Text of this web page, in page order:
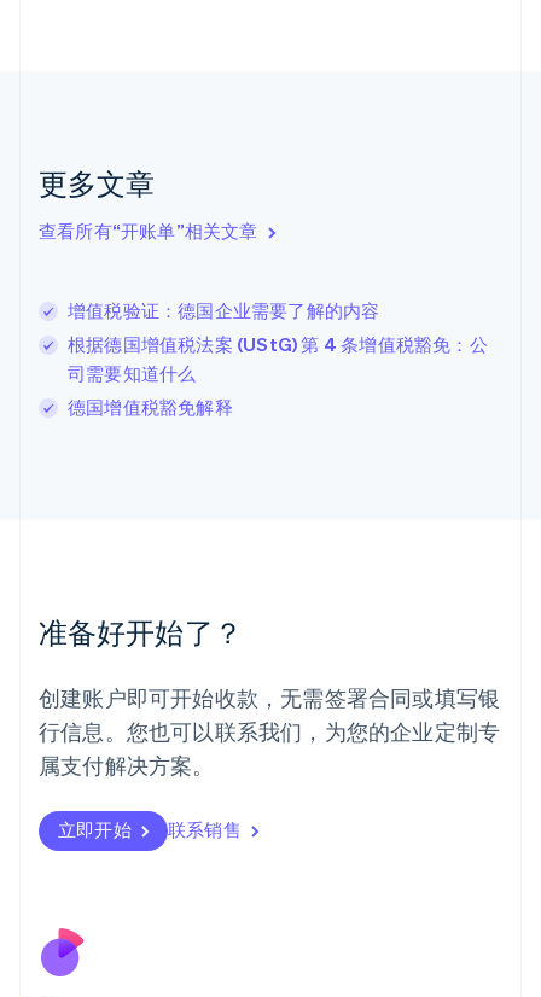
更多文章
查看所有“开账单”相关文章
增值税验证：德国企业需要了解的内容
根据德国增值税法案 (UStG) 第 4 条增值税豁免：公
司需要知道什么
德国增值税豁免解释
准备好开始了？
创建账户即可开始收款，无需签署合同或填写银
行信息。您也可以联系我们，为您的企业定制专
属支付解决方案。
立即开始 联系销售
克罗地亚
EnglishItaliano
拉脱维亚
English
列支敦士登
DeutschEnglish
卢森堡
Français Deutsch English
罗马尼亚
墨西哥
EspañolEnglish
English
葡萄牙
PortuguêsEnglish
日本
瑞典
Svenska English
瑞士
English
斯洛伐克